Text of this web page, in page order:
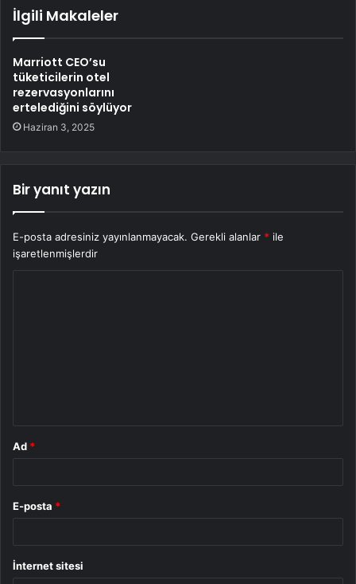
İlgili Makaleler
Marriott CEO’su
tüketicilerin otel
rezervasyonlarını
ertelediğini söylüyor
Haziran 3, 2025
Bir yanıt yazın
E-posta adresiniz yayınlanmayacak. Gerekli alanlar * ile
işaretlenmişlerdir
Ad *
E-posta *
İnternet sitesi